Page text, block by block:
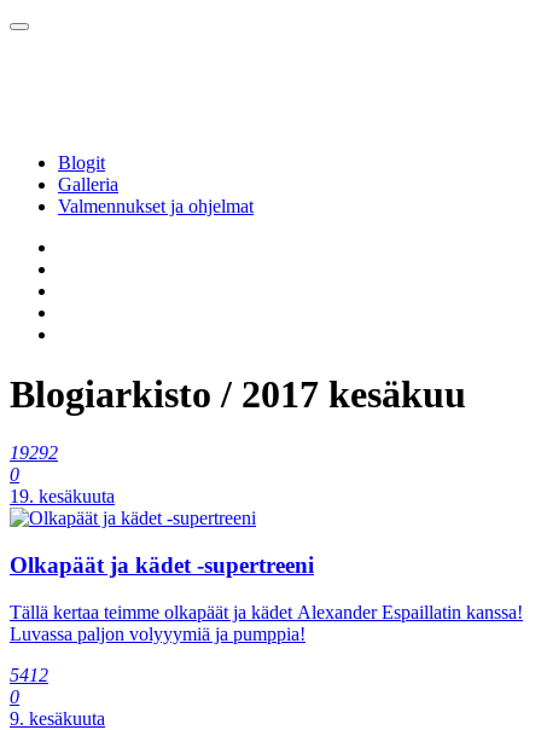
Blogit
Galleria
Valmennukset ja ohjelmat
Blogiarkisto / 2017 kesäkuu
19292
0
19. kesäkuuta
Olkapäät ja kädet -supertreeni
Tällä kertaa teimme olkapäät ja kädet Alexander Espaillatin kanssa!
Luvassa paljon volyyymiä ja pumppia!
5412
0
9. kesäkuuta